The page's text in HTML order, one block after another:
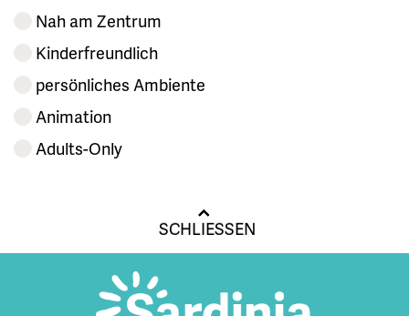
Nah am Zentrum
Kinderfreundlich
persönliches Ambiente
Animation
Adults-Only
SCHLIESSEN